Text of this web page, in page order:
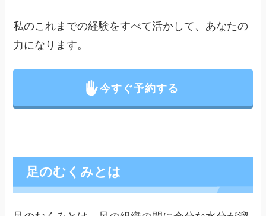
私のこれまでの経験をすべて活かして、あなたの
力になります。
今すぐ予約する
足のむくみとは